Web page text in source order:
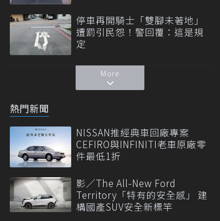
停車再開騎士「雙腳未著地」
遭罰引民怨！警回覆：這是規
定
More
熱門新聞
NISSAN推經典車回廠專案
CEFIRO與INFINITI老車原廠零
件最低1折
影／The All-New Ford
Territory「特有的安全感」 建
構國產SUV安全新標竿